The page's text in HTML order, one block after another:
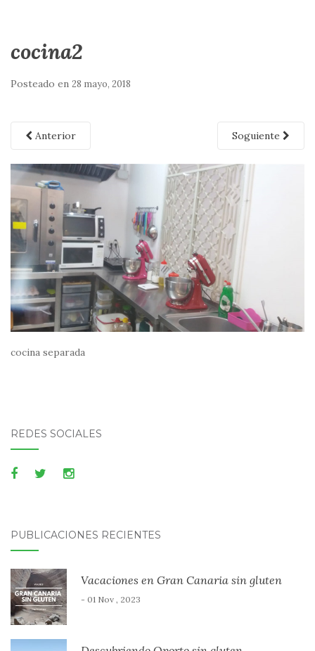
cocina2
Posteado en 28 mayo, 2018
Anterior Soguiente
cocina separada
REDES SOCIALES
PUBLICACIONES RECIENTES
Vacaciones en Gran Canaria sin gluten
- 01 Nov , 2023